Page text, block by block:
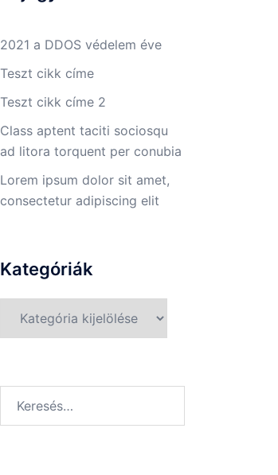
2021 a DDOS védelem éve
Teszt cikk címe
Teszt cikk címe 2
Class aptent taciti sociosqu
ad litora torquent per conubia
Lorem ipsum dolor sit amet,
consectetur adipiscing elit
Kategóriák